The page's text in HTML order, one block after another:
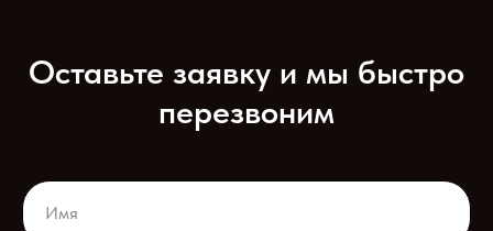
Оставьте заявку и мы быстро
перезвоним